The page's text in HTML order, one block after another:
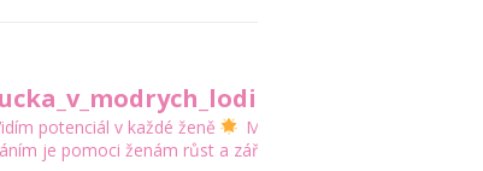
potenciál v každé ženě
Mým
je pomoci ženám růst a zářit